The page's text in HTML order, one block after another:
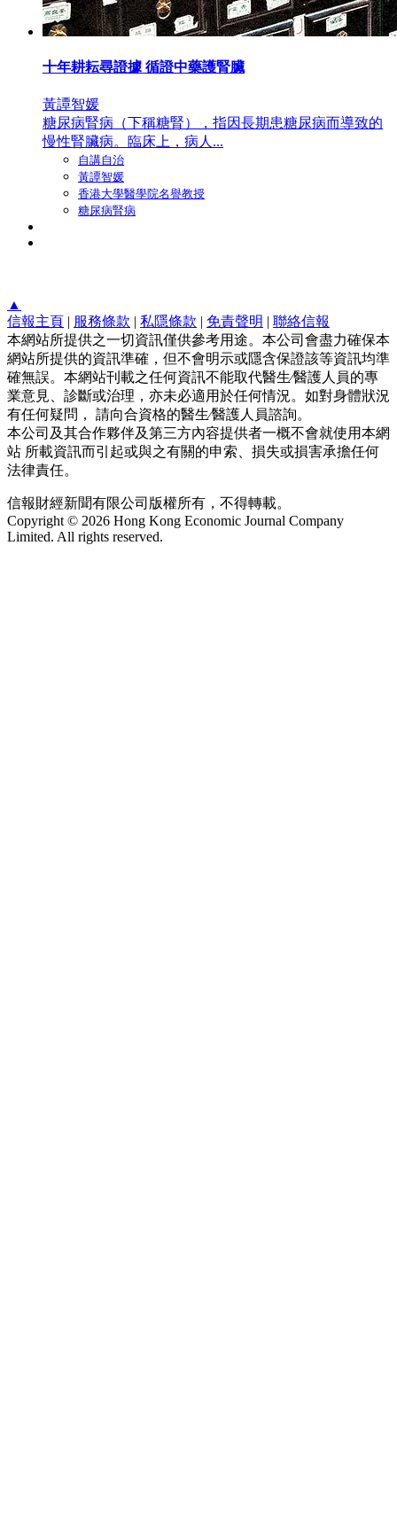
十年耕耘尋證據 循證中藥護腎臟
黃譚智媛
糖尿病腎病（下稱糖腎），指因長期患糖尿病而導致的
慢性腎臟病。臨床上，病人...
自講自治
黃譚智媛
香港大學醫學院名譽教授
糖尿病腎病
▲
信報主頁 | 服務條款 | 私隱條款 | 免責聲明 | 聯絡信報
本網站所提供之一切資訊僅供參考用途。本公司會盡力確保本
網站所提供的資訊準確，但不會明示或隱含保證該等資訊均準
確無誤。本網站刊載之任何資訊不能取代醫生∕醫護人員的專
業意見、診斷或治理，亦未必適用於任何情況。如對身體狀況
有任何疑問， 請向合資格的醫生∕醫護人員諮詢。
本公司及其合作夥伴及第三方內容提供者一概不會就使用本網
站 所載資訊而引起或與之有關的申索、損失或損害承擔任何
法律責任。
信報財經新聞有限公司版權所有，不得轉載。
Copyright © 2026 Hong Kong Economic Journal Company
Limited. All rights reserved.